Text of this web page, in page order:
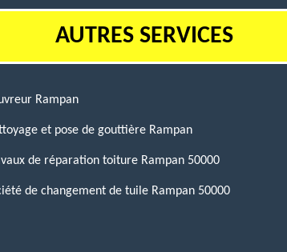
AUTRES SERVICES
Rampan
et pose de gouttière Rampan
de réparation toiture Rampan 50000
de changement de tuile Rampan 50000